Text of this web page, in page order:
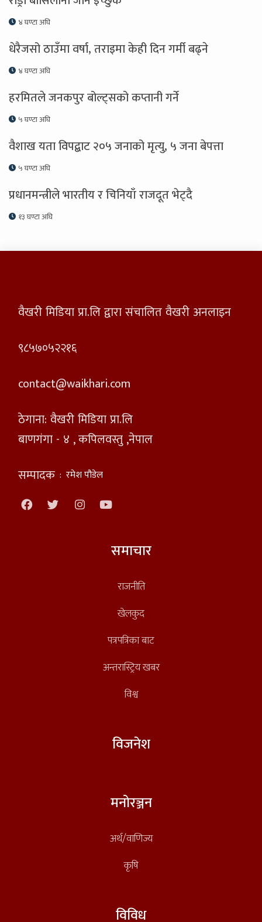
४ घण्टा अघि
धेरैजसो ठाउँमा वर्षा, तराइमा केही दिन गर्मी बढ्ने
४ घण्टा अघि
हरमितले जनकपुर बोल्ट्सको कप्तानी गर्ने
५ घण्टा अघि
वैशाख यता विपद्बाट २०५ जनाको मृत्यु, ५ जना बेपत्ता
५ घण्टा अघि
प्रधानमन्त्रीले भारतीय र चिनियाँ राजदूत भेट्दै
१३ घण्टा अघि
वैखरी मिडिया प्रा.लि द्वारा संचालित वैखरी अनलाइन
९८५७०५२२१६
contact@waikhari.com
ठेगाना: वैखरी मिडिया प्रा.लि
बाणगंगा - ४ , कपिलवस्तु ,नेपाल
सम्पादक : रमेश पौडेल
समाचार
राजनीति
खेलकुद
पत्रपत्रिका बाट
अन्तरास्ट्रिय खबर
विश्व
विजनेश
मनोरञ्जन
अर्थ/वाणिज्य
कृषि
विविध